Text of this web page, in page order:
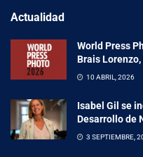
Actualidad
World Press
Brais
10 ABRIL, 2026
Isabel Gil se
Desarrollo de
3 SEPTIEMBRE,